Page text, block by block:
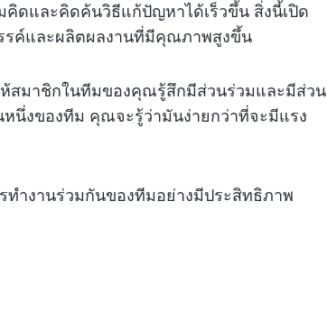
คิดและคิดค้นวิธีแก้ปัญหาได้เร็วขึ้น สิ่งนี้เปิด
รค์และผลิตผลงานที่มีคุณภาพสูงขึ้น
สมาชิกในทีมของคุณรู้สึกมีส่วนร่วมและมีส่วน
นึ่งของทีม คุณจะรู้ว่ามันง่ายกว่าที่จะมีแรง
ำงานร่วมกันของทีมอย่างมีประสิทธิภาพ